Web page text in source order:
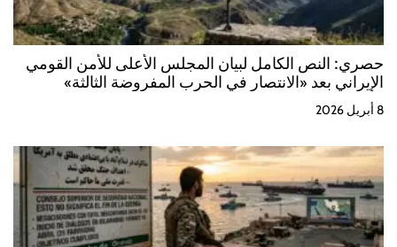
حصري: النص الكامل لبيان المجلس الأعلى للأمن القومي
الإيراني بعد «الانتصار في الحرب المفروضة الثالثة»
8 أبريل 2026